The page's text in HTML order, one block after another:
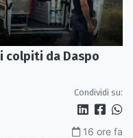
colpiti da Daspo
Condividi su:
16 ore fa